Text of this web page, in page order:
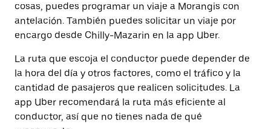
cosas, puedes programar un viaje a Morangis con
antelación. También puedes solicitar un viaje por
encargo desde Chilly-Mazarin en la app Uber.
La ruta que escoja el conductor puede depender de
la hora del día y otros factores, como el tráfico y la
cantidad de pasajeros que realicen solicitudes. La
app Uber recomendará la ruta más eficiente al
conductor, así que no tienes nada de qué